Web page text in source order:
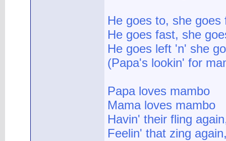
He goes to, she goes
He goes fast, she
He goes left 'n' she
(Papa's lookin' for
Papa loves mambo
Mama loves mambo
Havin' their fling
Feelin' that zing